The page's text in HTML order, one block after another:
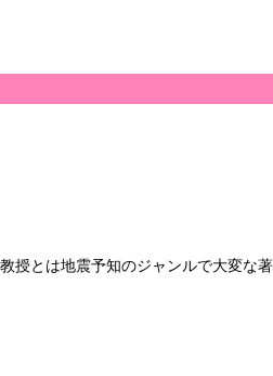
とは地震予知のジャンルで大変